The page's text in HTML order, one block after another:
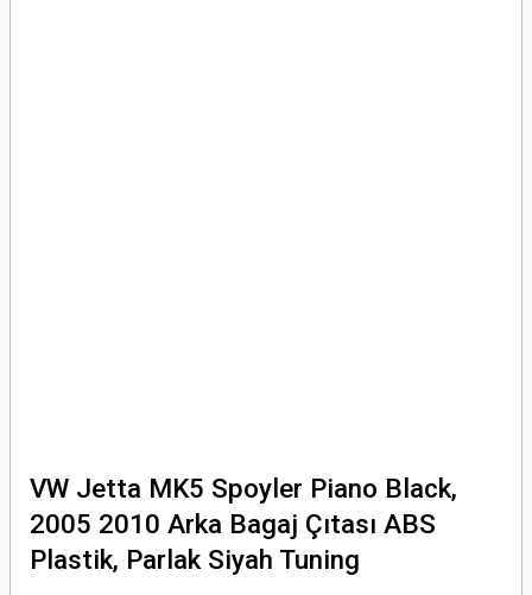
VW Jetta MK5 Spoyler Piano Black,
2005 2010 Arka Bagaj Çıtası ABS
Plastik, Parlak Siyah Tuning